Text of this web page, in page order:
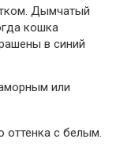
Дымчатый
кошка
в синий
или
оттенка с белым.